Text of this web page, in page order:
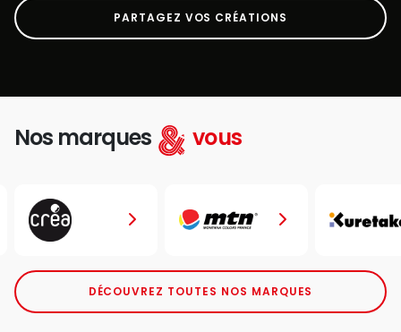
PARTAGEZ VOS CRÉATIONS
Nos marques vous
DÉCOUVREZ TOUTES NOS MARQUES